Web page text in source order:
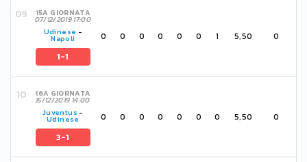
15A GIORNATA
07/12/2019 17:00
Udinese -
Napoli
1-1
0 0 0 0 0 0 1 5,50 0
16A GIORNATA
15/12/2019 14:00
Juventus -
Udinese
3-1
0 0 0 0 0 0 0 5,50 0